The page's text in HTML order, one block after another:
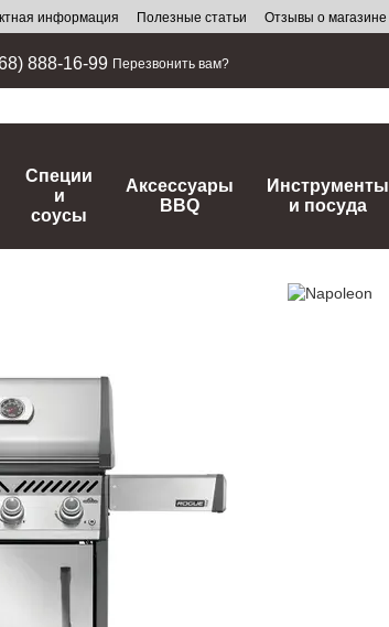
информация Полезные статьи Отзывы о магазине
888-16-99 Перезвонить вам?
Специи
и
соусы
Аксессуары
BBQ
Инструменты
и посуда